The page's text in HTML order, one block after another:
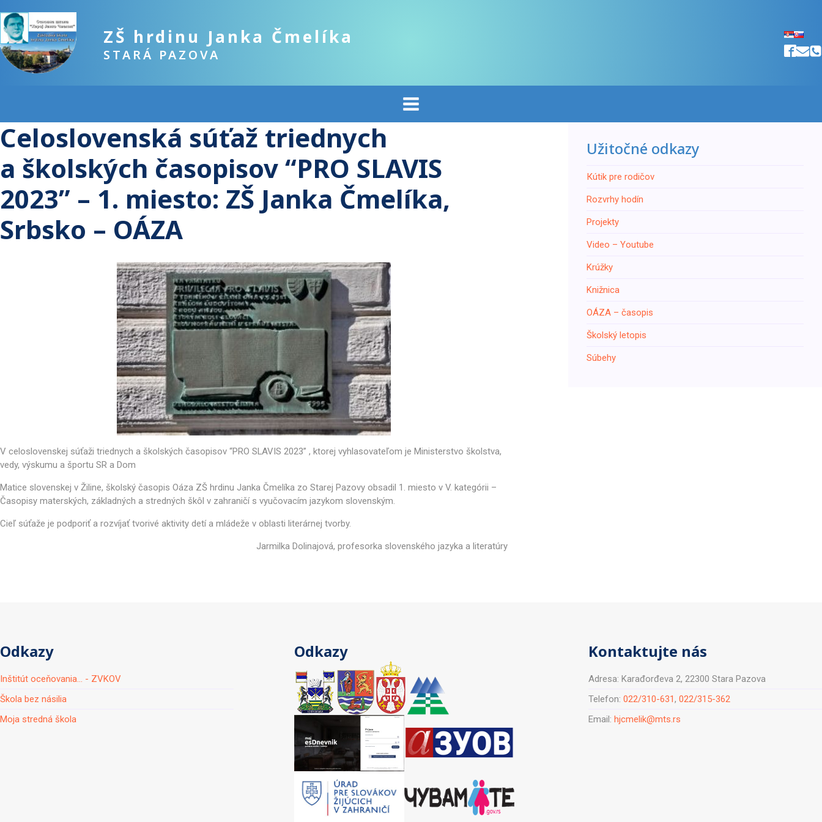
ZŠ hrdinu Janka Čmelíka
STARÁ PAZOVA
Celoslovenská súťaž triednych
a školských časopisov “PRO SLAVIS
2023” – 1. miesto: ZŠ Janka Čmelíka,
Srbsko – OÁZA
V celoslovenskej súťaži triednych a školských časopisov “PRO SLAVIS 2023” , ktorej vyhlasovateľom je Ministerstvo školstva,
vedy, výskumu a športu SR a Dom
Matice slovenskej v Žiline, školský časopis Oáza ZŠ hrdinu Janka Čmelíka zo Starej Pazovy obsadil 1. miesto v V. kategórii –
Časopisy materských, základných a stredných škôl v zahraničí s vyučovacím jazykom slovenským.
Cieľ súťaže je podporiť a rozvíjať tvorivé aktivity detí a mládeže v oblasti literárnej tvorby.
Jarmilka Dolinajová, profesorka slovenského jazyka a literatúry
Užitočné odkazy
Кútik pre rodičov
Rozvrhy hodín
Projekty
Video – Youtube
Krúžky
Knižnica
ОÁZA – časopis
Školský letopis
Súbehy
Odkazy
Inštitút oceňovania... - ZVKOV
Škola bez násilia
Moja stredná škola
Odkazy Kontaktujte nás
Adresa: Karađorđeva 2, 22300 Stara Pazova
Telefon: 022/310-631, 022/315-362
Email: hjcmelik@mts.rs